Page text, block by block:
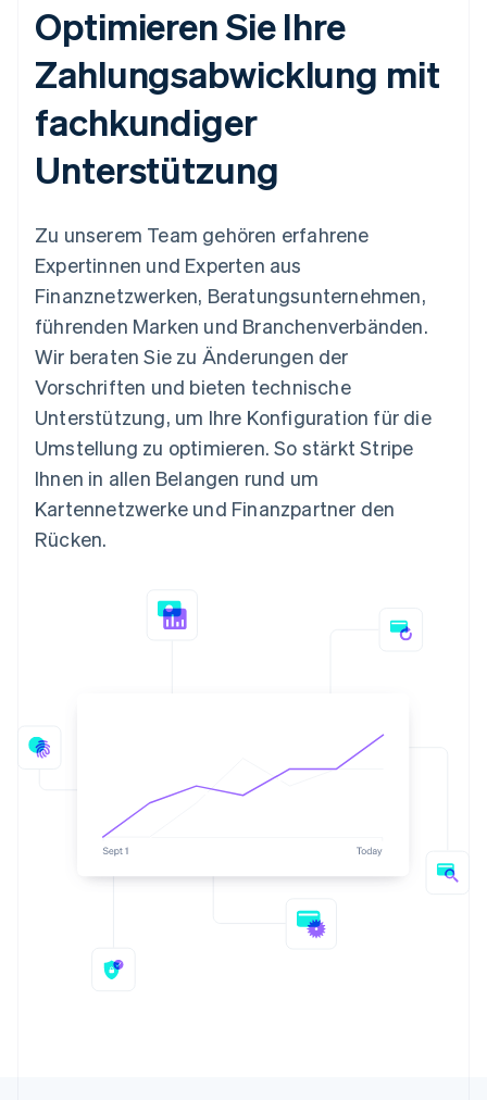
Optimieren Sie Ihre
Zahlungsabwicklung mit
fachkundiger
Unterstützung
Zu unserem Team gehören erfahrene
Expertinnen und Experten aus
Finanznetzwerken, Beratungsunternehmen,
führenden Marken und Branchenverbänden.
Wir beraten Sie zu Änderungen der
Vorschriften und bieten technische
Unterstützung, um Ihre Konfiguration für die
Umstellung zu optimieren. So stärkt Stripe
Ihnen in allen Belangen rund um
Kartennetzwerke und Finanzpartner den
Rücken.